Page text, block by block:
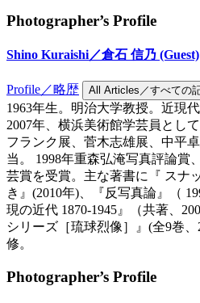
Photographer’s Profile
Shino Kuraishi／倉石 信乃 (Guest)
Profile／略歴 All Articles／すべての
1963年生。明治大学教授。近現
2007年、横浜美術館学芸員とし
フランク展、菅木志雄展、中平
当。 1998年重森弘淹写真評論賞
芸賞を受賞。主な著書に『 スナ
き』(2010年)、『反写真論』（
現の近代 1870-1945』（共著、
シリーズ［琉球烈像］』(全9巻
修。
Photographer’s Profile